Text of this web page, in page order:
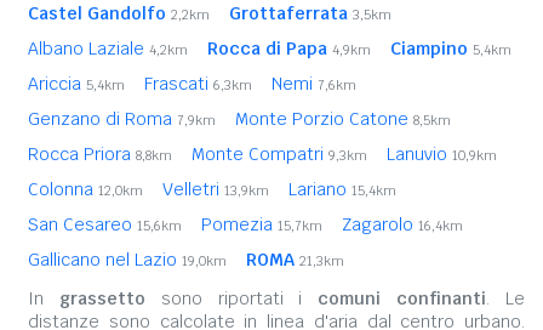
Castel Gandolfo 2,2km Grottaferrata 3,5km
Albano Laziale 4,2km Rocca di Papa 4,9km Ciampino 5,4km
Ariccia 5,4km Frascati 6,3km Nemi 7,6km
Genzano di Roma 7,9km Monte Porzio Catone 8,5km
Rocca Priora 8,8km Monte Compatri 9,3km Lanuvio 10,9km
Colonna 12,0km Velletri 13,9km Lariano 15,4km
San Cesareo 15,6km Pomezia 15,7km Zagarolo 16,4km
Gallicano nel Lazio 19,0km ROMA 21,3km
In grassetto sono riportati i comuni confinanti. Le
distanze sono calcolate in linea d'aria dal centro urbano.